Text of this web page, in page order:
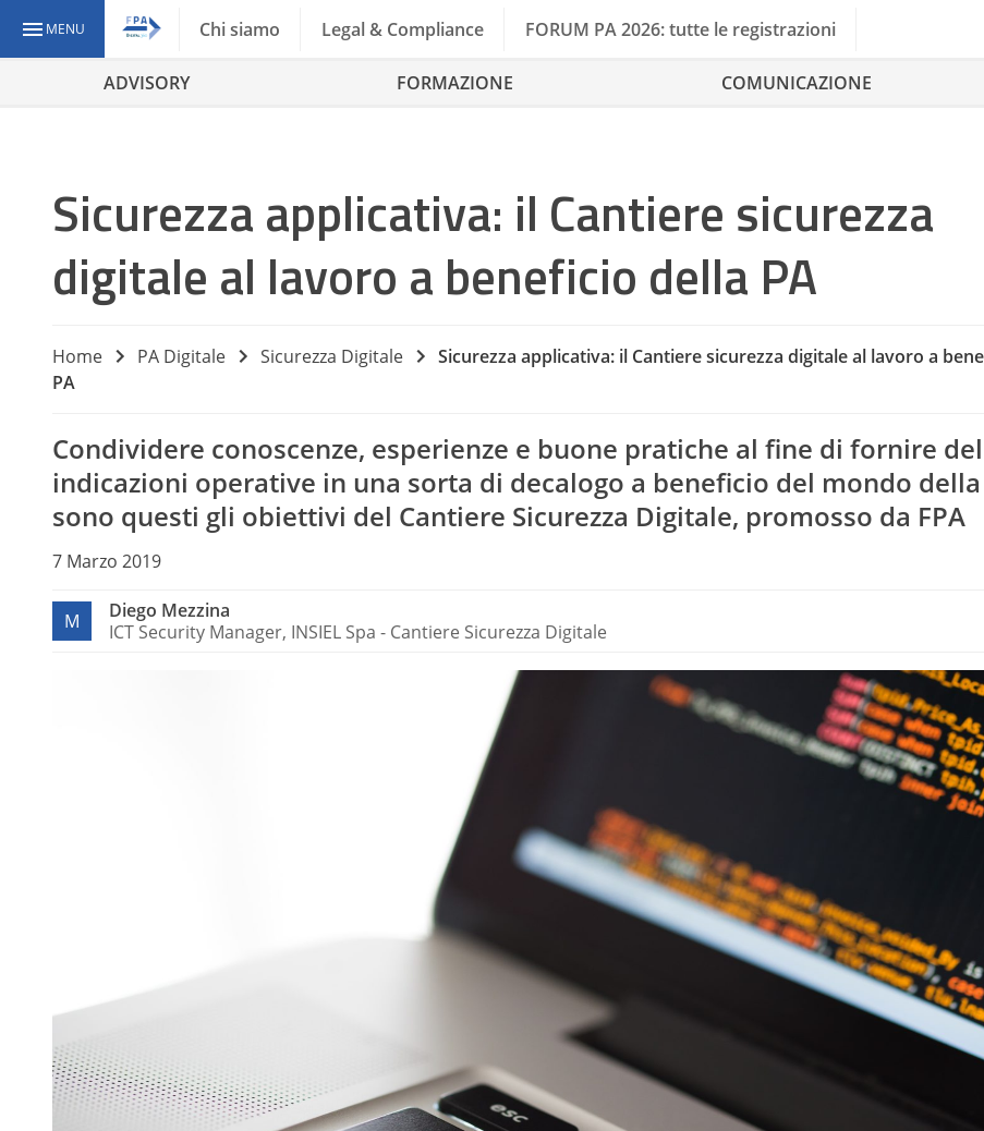
MENU Chi siamo Legal & Compliance FORUM PA 2026: tutte le registrazioni
ADVISORY FORMAZIONE COMUNICAZIONE
Sicurezza applicativa: il Cantiere sicurezza
digitale al lavoro a beneficio della PA
Home PA Digitale Sicurezza Digitale
Sicurezza applicativa: il Cantiere sicurezza digitale al lavoro a
PA
Condividere conoscenze, esperienze e buone pratiche al fine di fornire
indicazioni operative in una sorta di decalogo a beneficio del mondo della
sono questi gli obiettivi del Cantiere Sicurezza Digitale, promosso da FPA
7 Marzo 2019
M
Diego Mezzina
ICT Security Manager, INSIEL Spa - Cantiere Sicurezza Digitale